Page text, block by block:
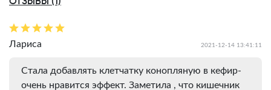
ОТЗЫВЫ (1)
Лариса 2021-12-14 13:41:11
Стала добавлять клетчатку конопляную в кефир-
очень нравится эффект. Заметила , что кишечник